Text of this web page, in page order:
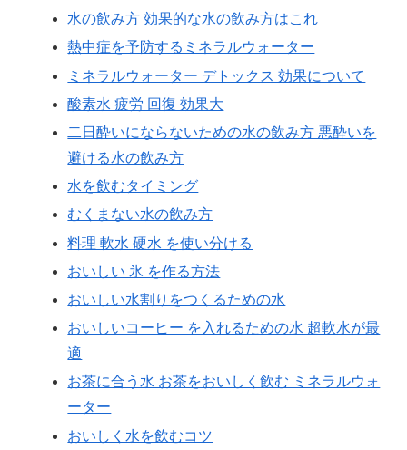
水の飲み方 効果的な水の飲み方はこれ
熱中症を予防するミネラルウォーター
ミネラルウォーター デトックス 効果について
酸素水 疲労 回復 効果大
二日酔いにならないための水の飲み方 悪酔いを
避ける水の飲み方
水を飲むタイミング
むくまない水の飲み方
料理 軟水 硬水 を使い分ける
おいしい 氷 を作る方法
おいしい水割りをつくるための水
おいしいコーヒー を入れるための水 超軟水が最
適
お茶に合う水 お茶をおいしく飲む ミネラルウォ
ーター
おいしく水を飲むコツ